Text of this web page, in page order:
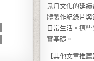
鬼月文化的延
體製作紀錄片
日常生活。這
實基礎。
【其他文章推薦